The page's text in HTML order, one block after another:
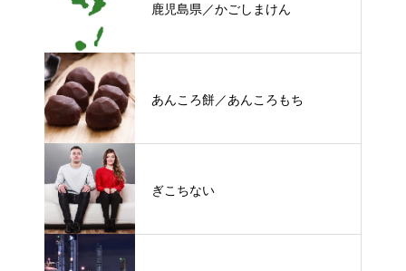
鹿児島県／かごしまけん
あんころ餅／あんころもち
ぎこちない